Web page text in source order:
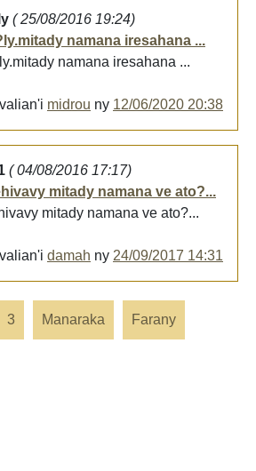
( 25/08/2016 19:24)
namana iresahana ...
namana iresahana ...
midrou ny 12/06/2020 20:38
( 04/08/2016 17:17)
mitady namana ve ato?...
mitady namana ve ato?...
damah ny 24/09/2017 14:31
3 Manaraka Farany